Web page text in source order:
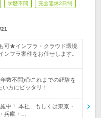
学歴不問 完全週休2日制
可★インフラ・クラウド環境
フラ案件をお任せします。
数不問)◎これまでの経験を
方にピッタリ！
中！ 本社、もしくは東京・
兵庫・…